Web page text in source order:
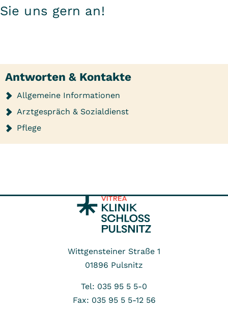
Sie uns gern an!
Antworten & Kontakte
Allgemeine Informationen
Arztgespräch & Sozialdienst
Pflege
Wittgensteiner Straße 1
01896 Pulsnitz
Tel: 035 95 5 5-0
Fax: 035 95 5 5-12 56